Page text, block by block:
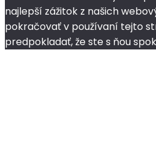
najlepší zážitok z našich
pokračovať v používaní tejto
predpokladať, že ste s ňou